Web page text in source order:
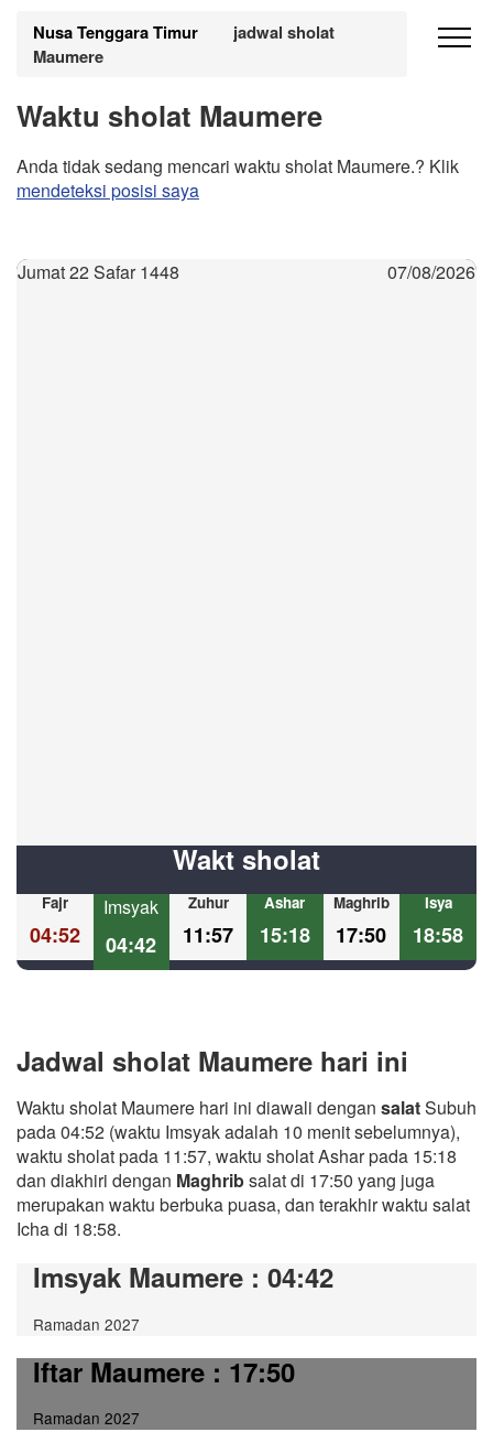
Nusa Tenggara Timur
jadwal sholat
Maumere
Waktu sholat Maumere
Anda tidak sedang mencari waktu sholat Maumere.? Klik
mendeteksi posisi saya
Jumat 22 Safar 1448 07/08/2026
Wakt sholat
Fajr
04:52
Imsyak
04:42
Zuhur
11:57
Ashar
15:18
Maghrib
17:50
Isya
18:58
Jadwal sholat Maumere hari ini
Waktu sholat Maumere hari ini diawali dengan salatSubuh
pada 04:52 (waktu Imsyak adalah 10 menit sebelumnya),
waktu sholat pada 11:57, waktu sholat Ashar pada 15:18
dan diakhiri dengan Maghribsalat di 17:50 yang juga
merupakan waktu berbuka puasa, dan terakhir waktu salat
Icha di 18:58.
Imsyak Maumere : 04:42
Ramadan 2027
Iftar Maumere: 17:50
Ramadan 2027